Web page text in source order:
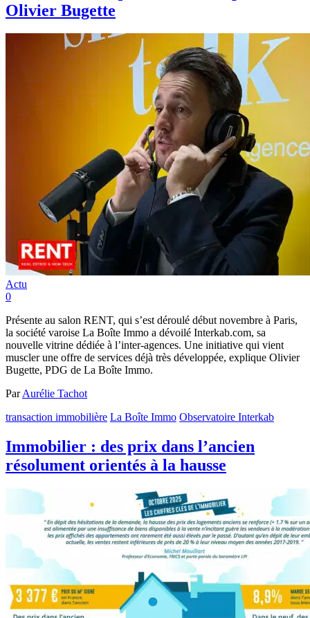
Olivier Bugette
Actu
0
Présente au salon RENT, qui s’est déroulé début novembre à Paris,
la société varoise La Boîte Immo a dévoilé Interkab.com, sa
nouvelle vitrine dédiée à l’inter-agences. Une initiative qui vient
muscler une offre de services déjà très développée, explique Olivier
Bugette, PDG de La Boîte Immo.
ParAurélie Tachot
transaction immobilière La Boîte Immo Observatoire Interkab
Immobilier : des prix dans l’ancien
résolument orientés à la hausse